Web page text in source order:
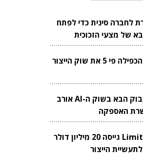
לחברה סינית כדי לפתח
של מצעי הזכוכית
"המלחמה הכפילה פי 5 את שוק הייצור
צוואר הבקבוק הבא בשוק ה-AI אורב
האספקה
Limitless Labs גייסה 20 מיליון דולר